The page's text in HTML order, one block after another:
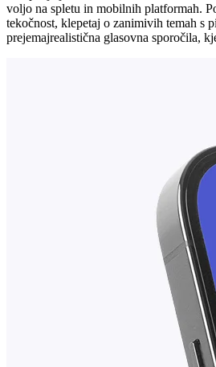
voljo na spletu in mobilnih platformah.
tekočnost, klepetaj o zanimivih temah s
prejemajrealistična glasovna sporočila,